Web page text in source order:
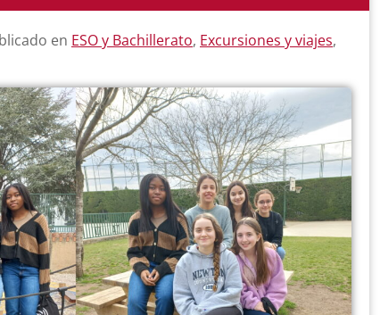
en ESO y Bachillerato, Excursiones y viajes,